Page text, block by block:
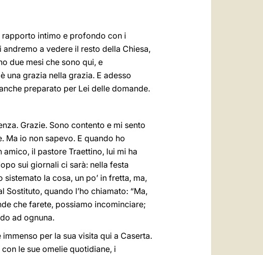
rapporto intimo e profondo con i
a vedere il resto della Chiesa,
due mesi che sono qui, e
una grazia nella grazia. E adesso
preparato per Lei delle domande.
Grazie. Sono contento e mi sento
Ma io non sapevo. E quando ho
il pastore Traettino, lui mi ha
sui giornali ci sarà: nella festa
la cosa, un po’ in fretta, ma,
quando l’ho chiamato: “Ma,
che farete, possiamo incominciare;
ad ognuna.
per la sua visita qui a Caserta.
le sue omelie quotidiane, i